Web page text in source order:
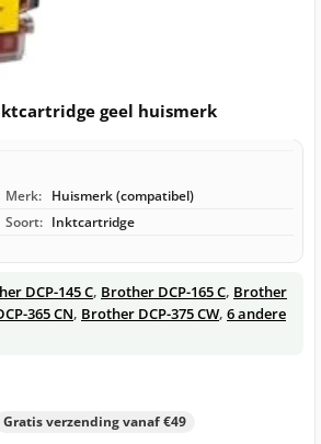
geel huismerk
Merk: Huismerk (compatibel)
Soort: Inktcartridge
DCP-145 C, Brother DCP-165 C, Brother
365 CN, Brother DCP-375 CW, 6 andere
Gratis verzending vanaf €49